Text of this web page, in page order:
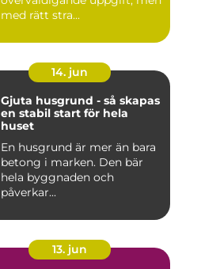
med rätt stra...
14. jun
Gjuta husgrund - så skapas
en stabil start för hela
huset
En husgrund är mer än bara
betong i marken. Den bär
hela byggnaden och
påverkar...
13. jun